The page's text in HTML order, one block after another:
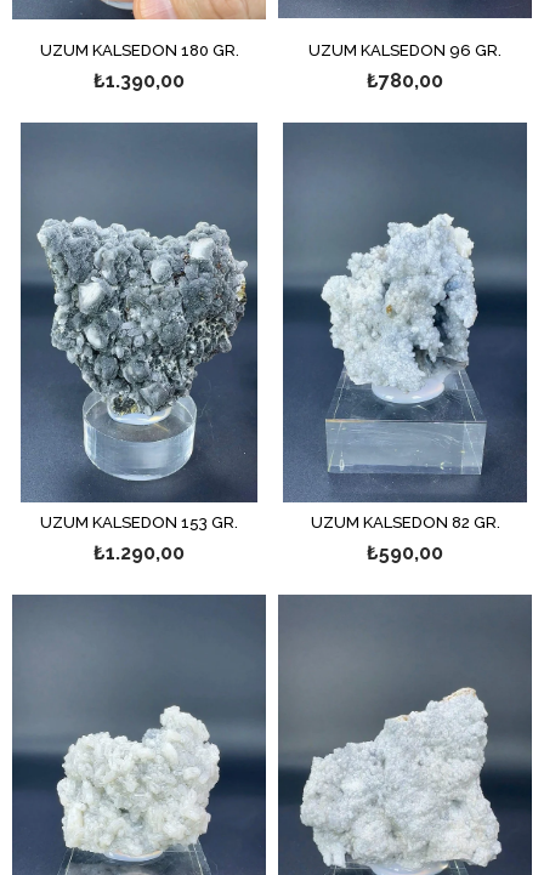
ÜZÜM KALSEDON 180 GR.
₺1.390,00
ÜZÜM KALSEDON 96 GR.
₺780,00
ÜZÜM KALSEDON 153 GR.
₺1.290,00
ÜZÜM KALSEDON 82 GR.
₺590,00